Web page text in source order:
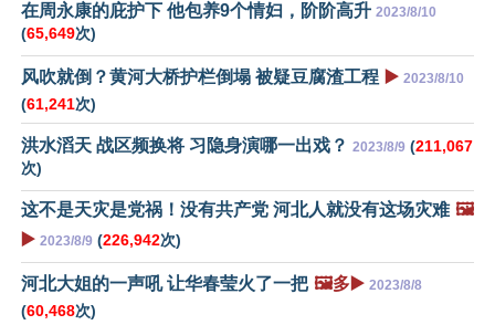
在周永康的庇护下 他包养9个情妇，阶阶高升 2023/8/10
(65,649次)
风吹就倒？黄河大桥护栏倒塌 被疑豆腐渣工程 ▶️ 2023/8/10
(61,241次)
洪水滔天 战区频换将 习隐身演哪一出戏？ 2023/8/9 (211,067
次)
这不是天灾是党祸！没有共产党 河北人就没有这场灾难 🖼️
▶️ 2023/8/9 (226,942次)
河北大姐的一声吼 让华春莹火了一把 🖼️多▶️ 2023/8/8
(60,468次)